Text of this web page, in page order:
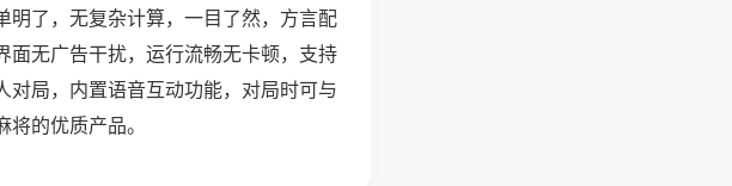
明了，无复杂计算，一目了然，方言配
面无广告干扰，运行流畅无卡顿，支持
局，内置语音互动功能，对局时可与
的优质产品。